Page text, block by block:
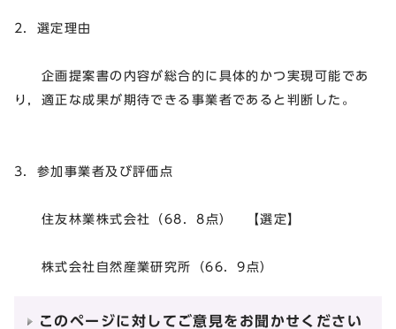
2．選定理由
企画提案書の内容が総合的に具体的かつ実現可能であ
り，適正な成果が期待できる事業者であると判断した。
3．参加事業者及び評価点
住友林業株式会社（68．8点） 【選定】
株式会社自然産業研究所（66．9点）
このページに対してご意見をお聞かせください